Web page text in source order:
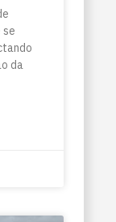
se
da